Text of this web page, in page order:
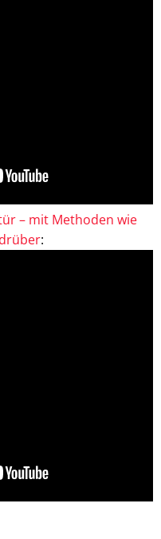
– mit Methoden wie
: